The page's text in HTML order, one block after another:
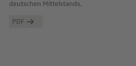
deutschen Mittelstands.
PDF